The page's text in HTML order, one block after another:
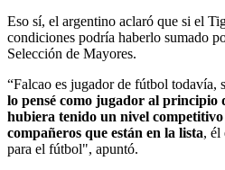
Eso sí, el argentino aclaró que si el
condiciones podría haberlo sumado
Selección de Mayores.
“Falcao es jugador de fútbol todavía,
lo pensé como jugador al principio
hubiera tenido un nivel competitivo
compañeros que están en la lista, él
para el fútbol", apuntó.